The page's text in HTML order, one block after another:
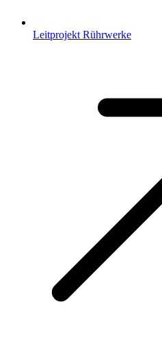
Leitprojekt Rührwerke